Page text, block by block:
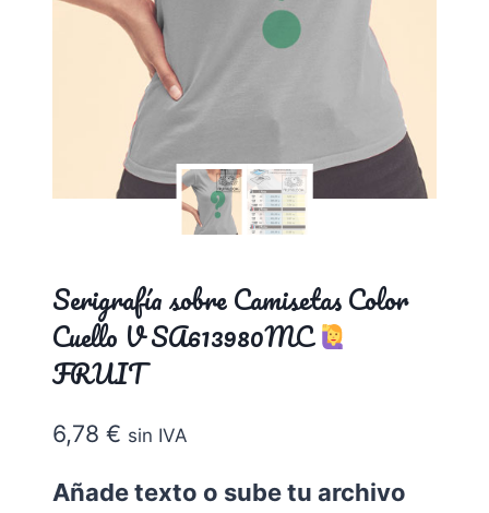
Serigrafía sobre Camisetas Color
Cuello V SA613980MC
FRUIT
6,78 € sin IVA
Añade texto o sube tu archivo